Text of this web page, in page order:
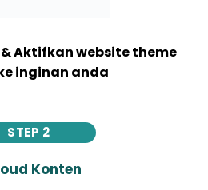
Aktifkan website theme
inginan anda
STEP 2
Konten